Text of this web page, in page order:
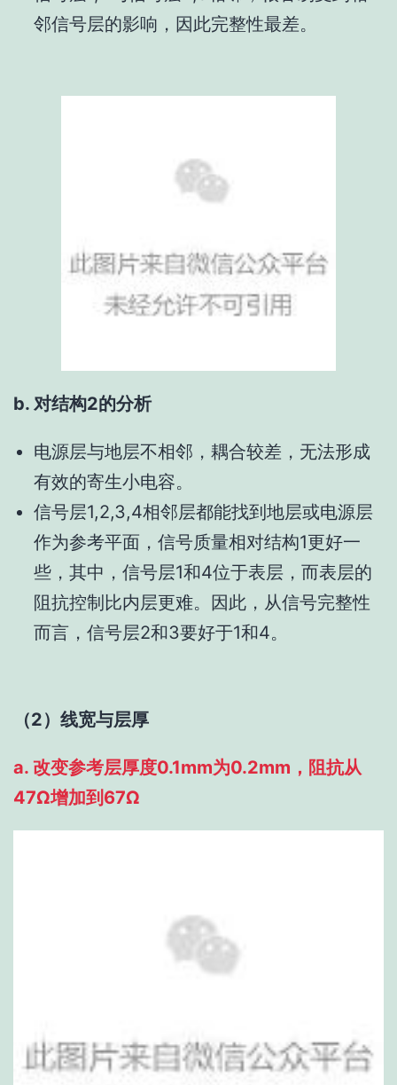
邻信号层的影响，因此完整性最差。
b. 对结构2的分析
电源层与地层不相邻，耦合较差，无法形成
有效的寄生小电容。
信号层1,2,3,4相邻层都能找到地层或电源层
作为参考平面，信号质量相对结构1更好一
些，其中，信号层1和4位于表层，而表层的
阻抗控制比内层更难。因此，从信号完整性
而言，信号层2和3要好于1和4。
（2）线宽与层厚
a. 改变参考层厚度0.1mm为0.2mm，阻抗从
47Ω增加到67Ω